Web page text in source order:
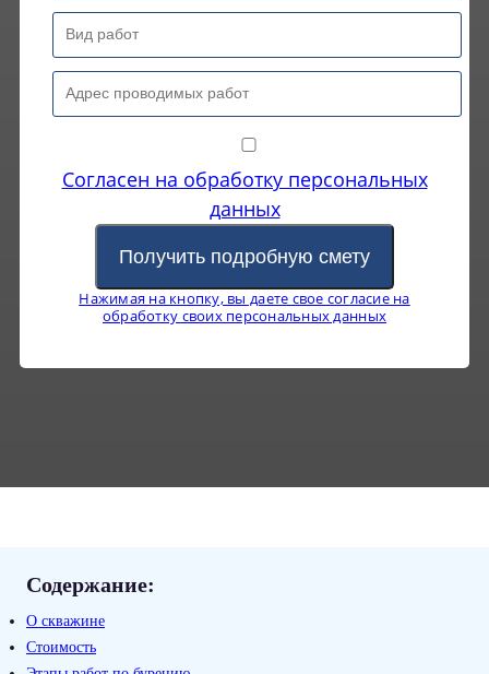
Cогласен на обработку персональных
данных
Получить подробную смету
Нажимая на кнопку, вы даете свое согласие на
обработку своих персональных данных
Содержание:
О скважине
Стоимость